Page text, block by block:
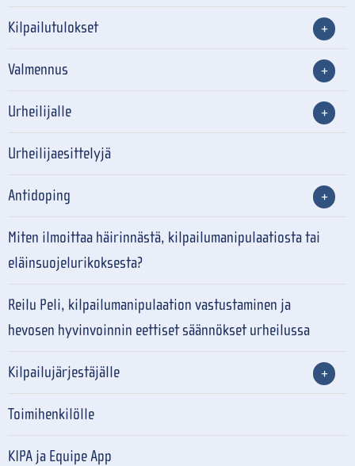
Kilpailutulokset
Valmennus
Urheilijalle
Urheilijaesittelyjä
Antidoping
Miten ilmoittaa häirinnästä, kilpailumanipulaatiosta tai
eläinsuojelurikoksesta?
Reilu Peli, kilpailumanipulaation vastustaminen ja
hevosen hyvinvoinnin eettiset säännökset urheilussa
Kilpailujärjestäjälle
Toimihenkilölle
KIPA ja Equipe App